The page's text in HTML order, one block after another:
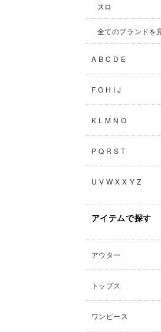
スロ
全てのブランドを
A B C D E
F G H I J
K L M N O
P Q R S T
U V W X X Y Z
アイテムで探す
アウター
トップス
ワンピース